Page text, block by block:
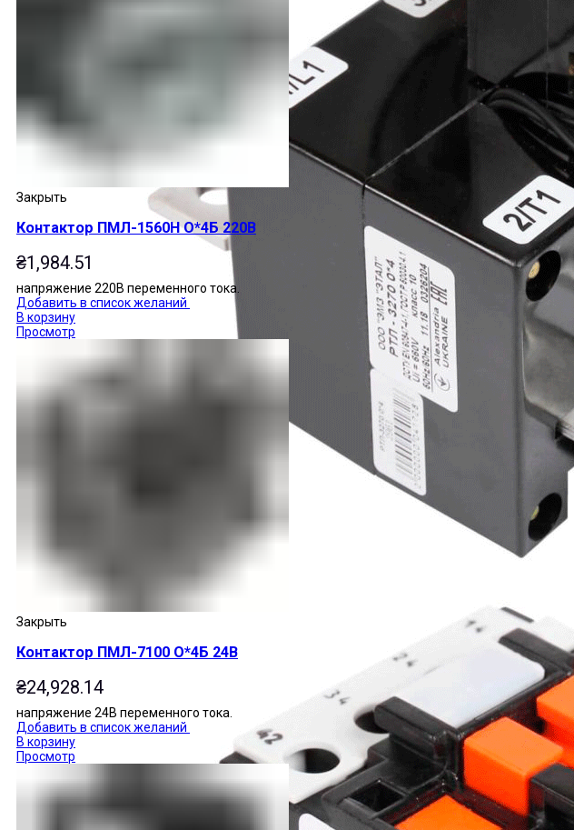
Закрыть
Контактор ПМЛ-1560Н О*4Б 220В
₴1,984.51
напряжение 220В переменного тока.
Добавить в список желаний
В корзину
Просмотр
Закрыть
Контактор ПМЛ-7100 О*4Б 24В
₴24,928.14
напряжение 24В переменного тока.
Добавить в список желаний
В корзину
Просмотр